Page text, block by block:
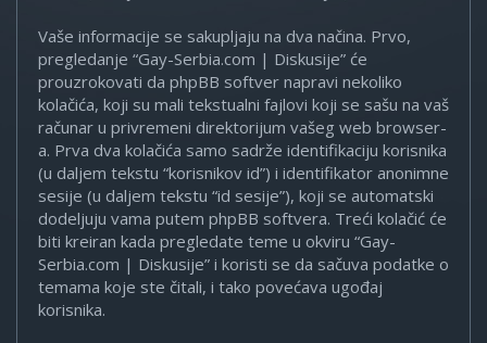
Vaše informacije se sakupljaju na dva načina. Prvo,
pregledanje “Gay-Serbia.com | Diskusije” će
prouzrokovati da phpBB softver napravi nekoliko
kolačića, koji su mali tekstualni fajlovi koji se sašu na vaš
računar u privremeni direktorijum vašeg web browser-
a. Prva dva kolačića samo sadrže identifikaciju korisnika
(u daljem tekstu “korisnikov id”) i identifikator anonimne
sesije (u daljem tekstu “id sesije”), koji se automatski
dodeljuju vama putem phpBB softvera. Treći kolačić će
biti kreiran kada pregledate teme u okviru “Gay-
Serbia.com | Diskusije” i koristi se da sačuva podatke o
temama koje ste čitali, i tako povećava ugođaj
korisnika.